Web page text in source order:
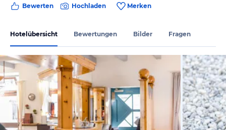
Bewerten Hochladen Merken
Hotelübersicht Bewertungen Bilder Fragen